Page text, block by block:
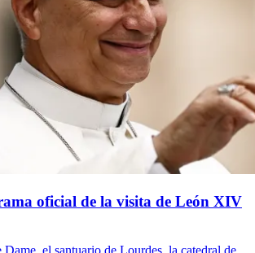
oficial de la visita de León XIV